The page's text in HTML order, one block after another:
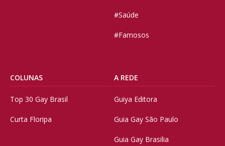
#Saúde
#Famosos
COLUNAS
Top 30 Gay Brasil
Curta Floripa
A REDE
Guiya Editora
Guia Gay São Paulo
Guia Gay Brasilia